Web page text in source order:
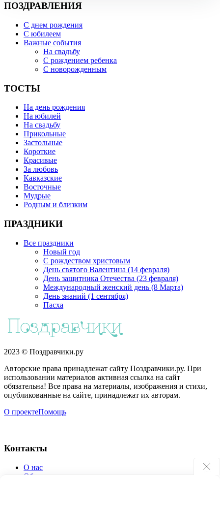
ПОЗДРАВЛЕНИЯ
С днем рождения
С юбилеем
Важные события
На свадьбу
С рождением ребенка
С новорожденным
ТОСТЫ
На день рождения
На юбилей
На свадьбу
Прикольные
Застольные
Короткие
Красивые
За любовь
Кавказские
Восточные
Мудрые
Родным и близким
ПРАЗДНИКИ
Все праздники
Новый год
С рождеством христовым
День святого Валентина (14 февраля)
День защитника Отечества (23 февраля)
Международный женский день (8 Марта)
День знаний (1 сентября)
Пасха
2023 © Поздравчики.ру
Авторские права принадлежат сайту Поздравчики.ру. При
использовании материалов активная ссылка на сайт
обязательна! Все права на материалы, изображения и стихи,
опубликованные на сайте, принадлежат их авторам.
О проектеПомощь
Контакты
О нас
Обратная связь